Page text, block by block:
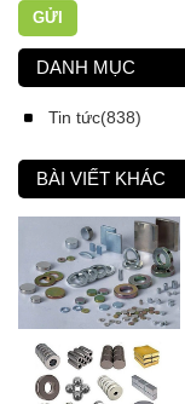
GỬI
DANH MỤC
Tin tức(838)
BÀI VIẾT KHÁC